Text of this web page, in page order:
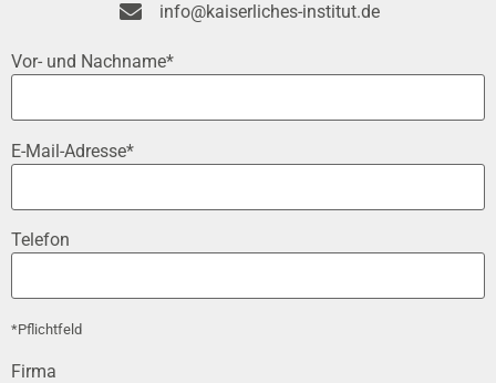
info@kaiserliches-institut.de
Vor- und Nachname*
E-Mail-Adresse*
Telefon
*Pflichtfeld
Firma